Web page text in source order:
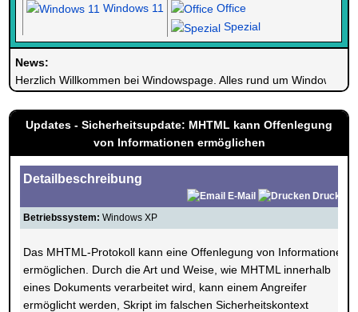
Windows 11
Office
Spezial
News:
Herzlich Willkommen bei Windowspage. Alles rund um Windows.
Updates - Sicherheitsupdate: MHTML kann Offenlegung
von Informationen ermöglichen
Detailbeschreibung
E-Mail
Drucken
Betriebssystem: Windows XP
Das MHTML-Protokoll kann eine Offenlegung von Informationen
ermöglichen. Durch die Art und Weise, wie MHTML innerhalb
eines Dokuments verarbeitet wird, kann einem Angreifer
ermöglicht werden, Skript im falschen Sicherheitskontext